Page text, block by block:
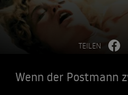
TEILEN
Wenn der Postmann